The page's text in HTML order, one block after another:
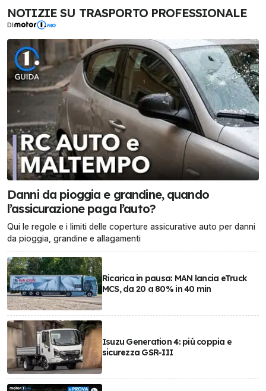
NOTIZIE SU TRASPORTO PROFESSIONALE
DI
Danni da pioggia e grandine, quando
l’assicurazione paga l’auto?
Qui le regole e i limiti delle coperture assicurative auto per danni
da pioggia, grandine e allagamenti
Ricarica in pausa: MAN lancia eTruck
MCS, da 20 a 80% in 40 min
Isuzu Generation 4: più coppia e
sicurezza GSR-III